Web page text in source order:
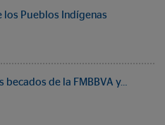
los Pueblos Indígenas
becados de la FMBBVA y…